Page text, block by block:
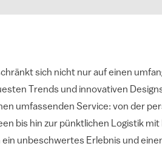
sich nicht nur auf einen
Trends und innovativen
umfassenden Service: von der
bis hin zur pünktlichen Logistik
ein unbeschwertes Erlebnis und